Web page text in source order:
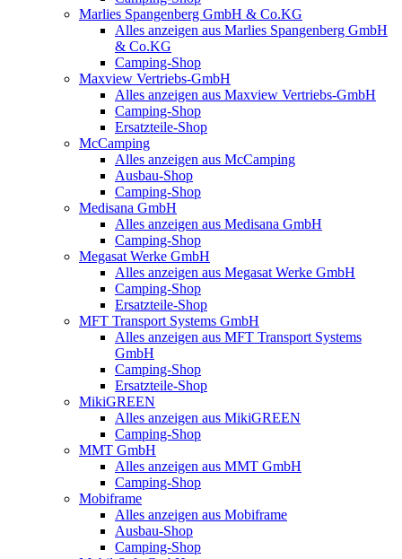
Marlies Spangenberg GmbH & Co.KG
Alles anzeigen aus Marlies Spangenberg GmbH
& Co.KG
Camping-Shop
Maxview Vertriebs-GmbH
Alles anzeigen aus Maxview Vertriebs-GmbH
Camping-Shop
Ersatzteile-Shop
McCamping
Alles anzeigen aus McCamping
Ausbau-Shop
Camping-Shop
Medisana GmbH
Alles anzeigen aus Medisana GmbH
Camping-Shop
Megasat Werke GmbH
Alles anzeigen aus Megasat Werke GmbH
Camping-Shop
Ersatzteile-Shop
MFT Transport Systems GmbH
Alles anzeigen aus MFT Transport Systems
GmbH
Camping-Shop
Ersatzteile-Shop
MikiGREEN
Alles anzeigen aus MikiGREEN
Camping-Shop
MMT GmbH
Alles anzeigen aus MMT GmbH
Camping-Shop
Mobiframe
Alles anzeigen aus Mobiframe
Ausbau-Shop
Camping-Shop